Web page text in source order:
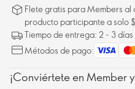
Flete gratis para Members
producto participante a solo
Tiempo de entrega: 2 - 3
Métodos de pago:
¡Conviértete en Member